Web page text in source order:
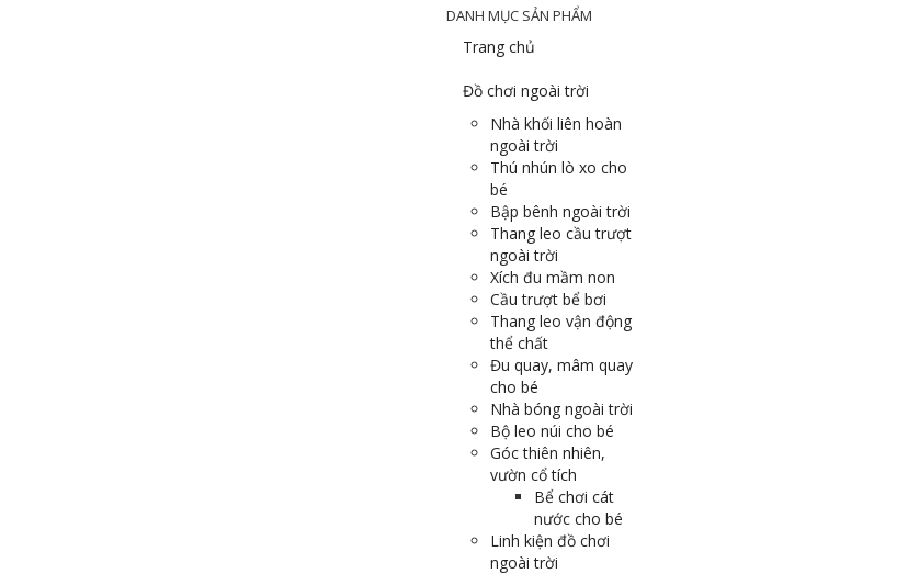
DANH MỤC SẢN PHẨM
Trang chủ
Đồ chơi ngoài trời
Nhà khối liên hoàn
ngoài trời
Thú nhún lò xo cho
bé
Bập bênh ngoài trời
Thang leo cầu trượt
ngoài trời
Xích đu mầm non
Cầu trượt bể bơi
Thang leo vận động
thể chất
Đu quay, mâm quay
cho bé
Nhà bóng ngoài trời
Bộ leo núi cho bé
Góc thiên nhiên,
vườn cổ tích
Bể chơi cát
nước cho bé
Linh kiện đồ chơi
ngoài trời